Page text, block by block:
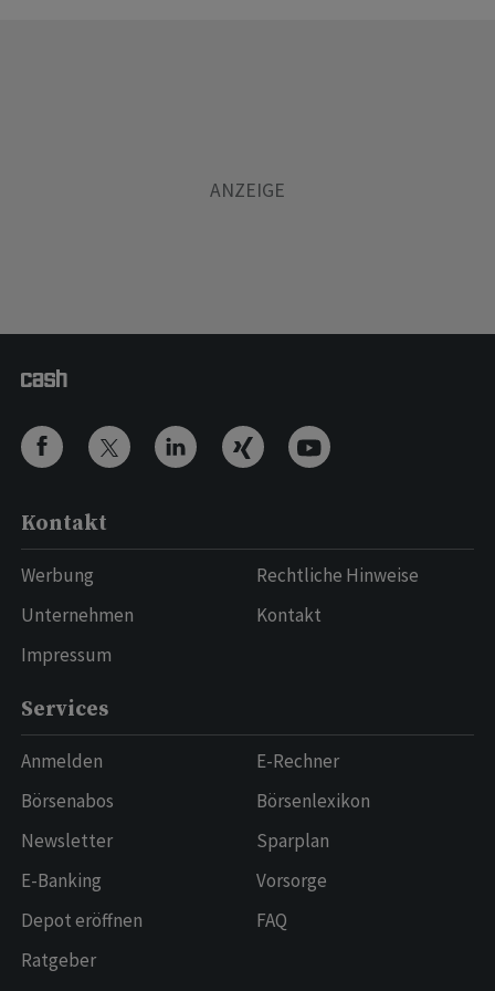
Kontakt
Werbung
Unternehmen
Impressum
Rechtliche Hinweise
Kontakt
Services
Anmelden
Börsenabos
Newsletter
E-Banking
Depot eröffnen
Ratgeber
E-Rechner
Börsenlexikon
Sparplan
Vorsorge
FAQ